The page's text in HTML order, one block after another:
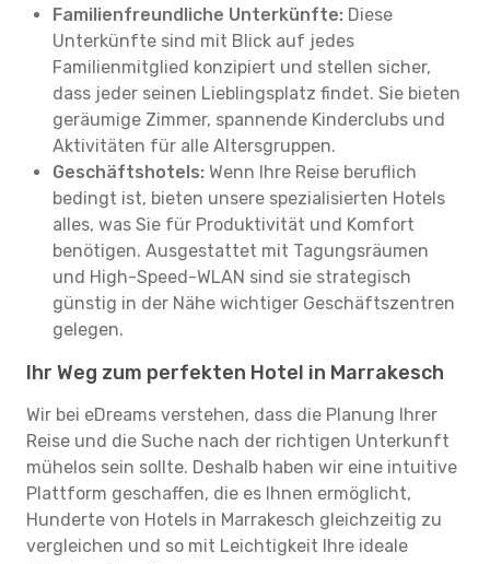
Familienfreundliche Unterkünfte: Diese
Unterkünfte sind mit Blick auf jedes
Familienmitglied konzipiert und stellen sicher,
dass jeder seinen Lieblingsplatz findet. Sie bieten
geräumige Zimmer, spannende Kinderclubs und
Aktivitäten für alle Altersgruppen.
Geschäftshotels: Wenn Ihre Reise beruflich
bedingt ist, bieten unsere spezialisierten Hotels
alles, was Sie für Produktivität und Komfort
benötigen. Ausgestattet mit Tagungsräumen
und High-Speed-WLAN sind sie strategisch
günstig in der Nähe wichtiger Geschäftszentren
gelegen.
Ihr Weg zum perfekten Hotel in Marrakesch
Wir bei eDreams verstehen, dass die Planung Ihrer
Reise und die Suche nach der richtigen Unterkunft
mühelos sein sollte. Deshalb haben wir eine intuitive
Plattform geschaffen, die es Ihnen ermöglicht,
Hunderte von Hotels in Marrakesch gleichzeitig zu
vergleichen und so mit Leichtigkeit Ihre ideale